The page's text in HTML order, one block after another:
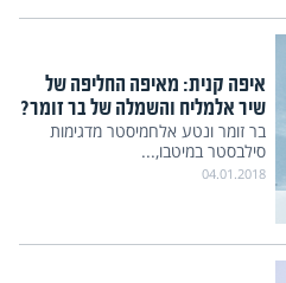
איפה קנית: מאיפה החליפה של
שיר אלמליח והשמלה של בר זומר?
בר זומר ונטע אלחמיסטר מדגימות
סילבסטר במיטבו,...
04.01.2018